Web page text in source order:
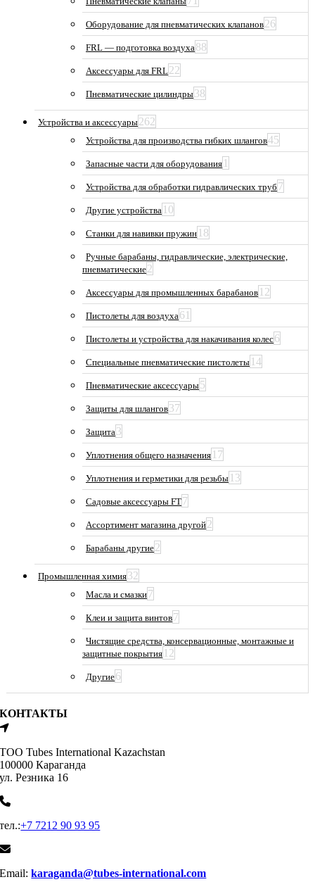
Оборудование для пневматических клапанов26
FRL — подготовка воздуха88
Аксессуары для FRL22
Пневматические цилиндры38
Устройства и аксессуары262
Устройства для производства гибких шлангов45
Запасные части для оборудования 1
Устройства для обработки гидравлических труб 7
Другие устройства 10
Станки для навивки пружин 18
Ручные барабаны, гидравлические, электрические,
пневматические2
Аксессуары для промышленных барабанов 12
Пистолеты для воздуха61
Пистолеты и устройства для накачивания колес6
Специальные пневматические пистолеты 14
Пневматические аксессуары5
Защиты для шлангов37
Защита3
Уплотнения общего назначения 17
Уплотнения и герметики для резьбы 13
Садовые аксессуары FT7
Ассортимент магазина другой2
Барабаны другие2
Промышленная химия32
Масла и смазки7
Клеи и защита винтов7
Чистящие средства, консервационные, монтажные и
защитные покрытия 12
Другие6
КОНТАКТЫ
ТОО Tubes International Kazachstan
100000 Караганда
ул. Резника 16
тел.:+7 7212 90 93 95
Email:karaganda@tubes-international.com